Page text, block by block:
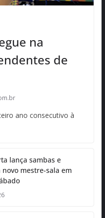
na
de
ano consecutivo à
lança sambas e
mestre-sala em